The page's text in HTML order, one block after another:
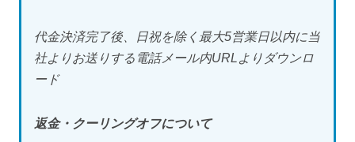
代金決済完了後、日祝を除く最大5営業日以内に当
社よりお送りする電話メール内URLよりダウンロ
ード
返金・クーリングオフについて